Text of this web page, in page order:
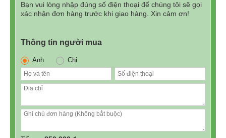
Bạn vui lòng nhập đúng số điện thoại để chúng tôi sẽ gọi
xác nhận đơn hàng trước khi giao hàng. Xin cảm ơn!
Thông tin người mua
Anh Chị